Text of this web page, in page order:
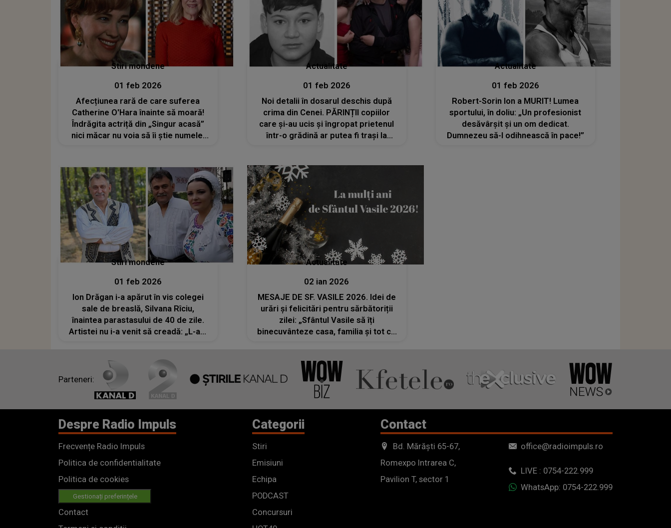
Stiri mondene
01 feb 2026
Afecțiunea rară de care suferea
Catherine O'Hara înainte să moară!
Îndrăgita actriță din „Singur acasă”
nici măcar nu voia să îi știe numele:
Actualitate
01 feb 2026
Noi detalii în dosarul deschis după
crima din Cenei. PĂRINȚII copiilor
care și-au ucis și îngropat prietenul
într-o grădină ar putea fi trași la
Berinde: „Am solicitat...”
Actualitate
01 feb 2026
Robert-Sorin Ion a MURIT! Lumea
sportului, în doliu: „Un profesionist
desăvârșit și un om dedicat.
Dumnezeu să-l odihnească în pace!”
Stiri mondene
01 feb 2026
Ion Drăgan i-a apărut în vis colegei
sale de breaslă, Silvana Rîciu,
înaintea parastasului de 40 de zile.
Artistei nu i-a venit să creadă: „L-am
Actualitate
02 ian 2026
MESAJE DE SF. VASILE 2026. Idei de
urări și felicitări pentru sărbătoriții
zilei: „Sfântul Vasile să îți
binecuvânteze casa, familia și tot ce
de bucurie! La mulți ani!”
Parteneri:
Despre Radio Impuls
Frecvențe Radio Impuls
Politica de confidentialitate
Politica de cookies
Gestionați preferințele
Contact
Categorii
Stiri
Emisiuni
Echipa
PODCAST
Concursuri
Contact
Bd. Mărăști 65-67,
Romexpo Intrarea C,
Pavilion T, sector 1
office@radioimpuls.ro
LIVE : 0754-222.999
WhatsApp: 0754-222.999